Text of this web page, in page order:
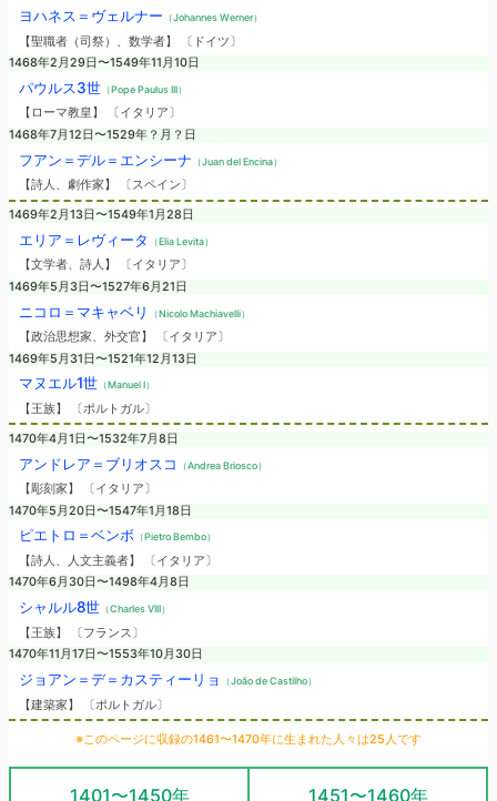
ヨハネス＝ヴェルナー （Johannes Werner）
【聖職者（司祭）、数学者】 〔ドイツ〕
1468年2月29日〜1549年11月10日
パウルス3世（Pope Paulus III）
【ローマ教皇】 〔イタリア〕
1468年7月12日〜1529年？月？日
フアン＝デル＝エンシーナ （Juan del Encina）
【詩人、劇作家】 〔スペイン〕
1469年2月13日〜1549年1月28日
エリア＝レヴィータ （Elia Levita）
【文学者、詩人】 〔イタリア〕
1469年5月3日〜1527年6月21日
ニコロ＝マキャベリ （Nicolo Machiavelli）
【政治思想家、外交官】 〔イタリア〕
1469年5月31日〜1521年12月13日
マヌエル1世（Manuel I）
【王族】 〔ポルトガル〕
1470年4月1日〜1532年7月8日
アンドレア＝ブリオスコ （Andrea Briosco）
【彫刻家】 〔イタリア〕
1470年5月20日〜1547年1月18日
ピエトロ＝ベンボ（Pietro Bembo）
【詩人、人文主義者】 〔イタリア〕
1470年6月30日〜1498年4月8日
シャルル8世（Charles VIII）
【王族】 〔フランス〕
1470年11月17日〜1553年10月30日
ジョアン＝デ＝カスティーリョ （João de Castilho）
【建築家】 〔ポルトガル〕
※このページに収録の1461〜1470年に生まれた人々は25人です
1401〜1450年 1451〜1460年